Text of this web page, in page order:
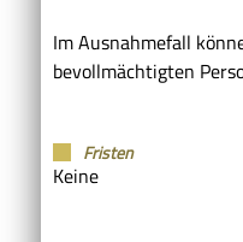
Im Ausnahmefall
bevollmächtigten
Fristen
Keine